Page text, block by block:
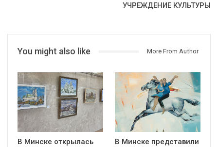
УЧРЕЖДЕНИЕ КУЛЬТУРЫ
You might also like More From Author
В Минске открылась
В Минске представили